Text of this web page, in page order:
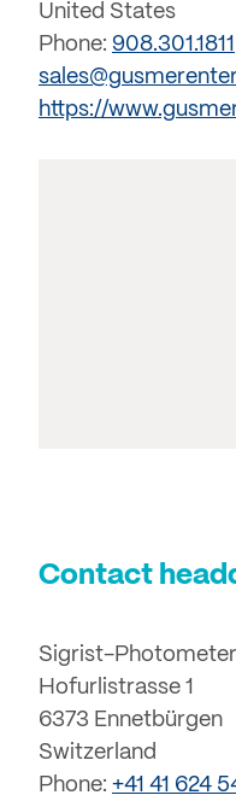
United States
Phone: 908.301.1811
https://
Contact
Sigrist-
Hofurlistrasse 1
6373 Ennetbürgen
Switzerland
Phone: +41 41 624